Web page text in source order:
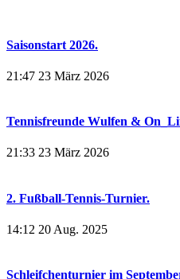
Saisonstart 2026.
21:47 23 März 2026
Tennisfreunde Wulfen &
21:33 23 März 2026
2. Fußball-Tennis-Turnier.
14:12 20 Aug. 2025
Schleifchenturnier im